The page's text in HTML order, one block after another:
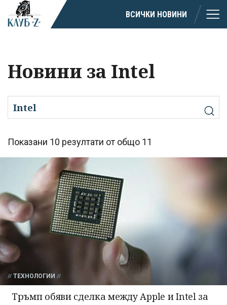
ВСИЧКИ НОВИНИ
Новини за Intel
Показани 10 резултати от общо 11
ТЕХНОЛОГИИ
Тръмп обяви сделка между Apple и Intel за